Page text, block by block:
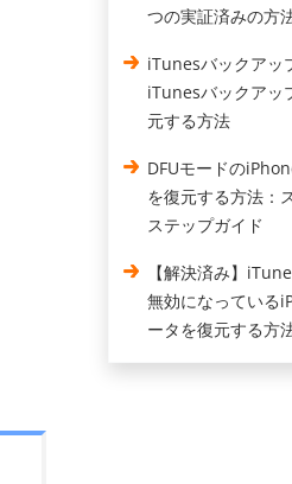
つの実証済みの方
iTunesバックアッ
iTunesバックアッ
元する方法
DFUモードの
を復元する方法：
ステップガイド
【解決済み】
無効になっている
ータを復元する方